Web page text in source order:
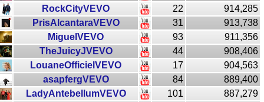
RockCityVEVO
22
914,285
PrisAlcantaraVEVO
31
913,738
MiguelVEVO
93
911,356
TheJuicyJVEVO
44
908,406
LouaneOfficielVEVO
17
904,563
asapfergVEVO
84
889,400
LadyAntebellumVEVO
101
887,279